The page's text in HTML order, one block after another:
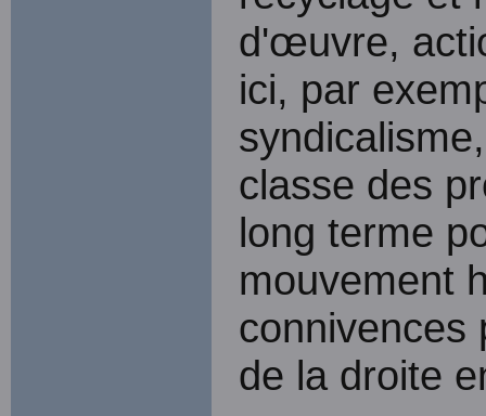
d'œuvre,
ici, par
classe des
long terme
mouvement
connivences
de la droite